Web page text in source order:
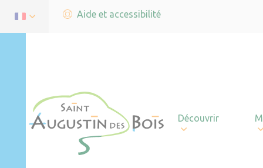
Aide et accessibilité
Découvrir